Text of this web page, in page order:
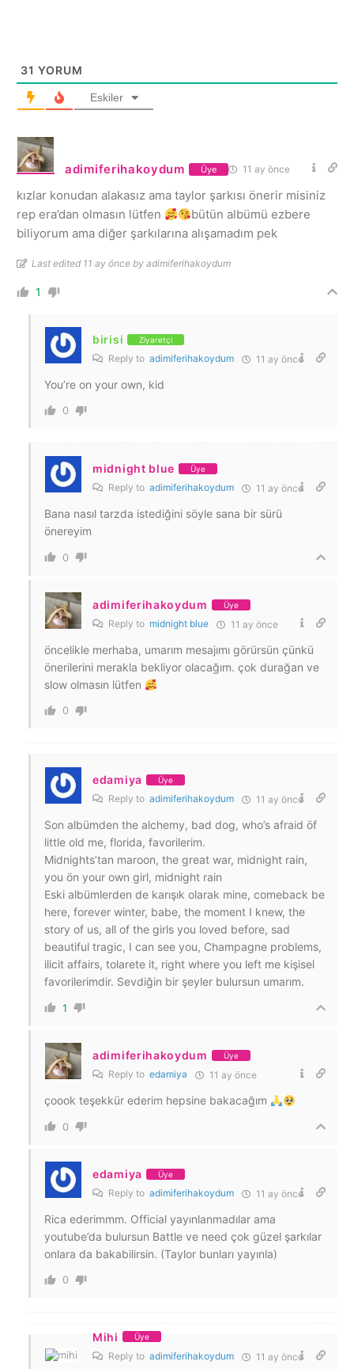
31 YORUM
Eskiler
adimiferihakoydum Üye 11 ay önce
kızlar konudan alakasız ama taylor şarkısı önerir misiniz
rep era’dan olmasın lütfen
bütün albümü ezbere
biliyorum ama diğer şarkılarına alışamadım pek
Last edited 11 ay önce by adimiferihakoydum
1
birisi Ziyaretçi
Reply to adimiferihakoydum 11 ay önce
You’re on your own, kid
0
midnight blue Üye
Reply to adimiferihakoydum 11 ay önce
Bana nasıl tarzda istediğini söyle sana bir sürü
önereyim
0
adimiferihakoydum Üye
Reply to midnight blue 11 ay önce
öncelikle merhaba, umarım mesajımı görürsün çünkü
önerilerini merakla bekliyor olacağım. çok durağan ve
slow olmasın lütfen
0
edamiya Üye
Reply to adimiferihakoydum 11 ay önce
Son albümden the alchemy, bad dog, who’s afraid öf
little old me, florida, favorilerim.
Midnights’tan maroon, the great war, midnight rain,
you ön your own girl, midnight rain
Eski albümlerden de karışık olarak mine, comeback be
here, forever winter, babe, the moment I knew, the
story of us, all of the girls you loved before, sad
beautiful tragic, I can see you, Champagne problems,
ilicit affairs, tolarete it, right where you left me kişisel
favorilerimdir. Sevdiğin bir şeyler bulursun umarım.
1
adimiferihakoydum Üye
Reply to edamiya 11 ay önce
çoook teşekkür ederim hepsine bakacağım
0
edamiya Üye
Reply to adimiferihakoydum 11 ay önce
Rica ederimmm. Official yayınlanmadılar ama
youtube’da bulursun Battle ve need çok güzel şarkılar
onlara da bakabilirsin. (Taylor bunları yayınla)
0
Mihi Üye
Reply to adimiferihakoydum 11 ay önce